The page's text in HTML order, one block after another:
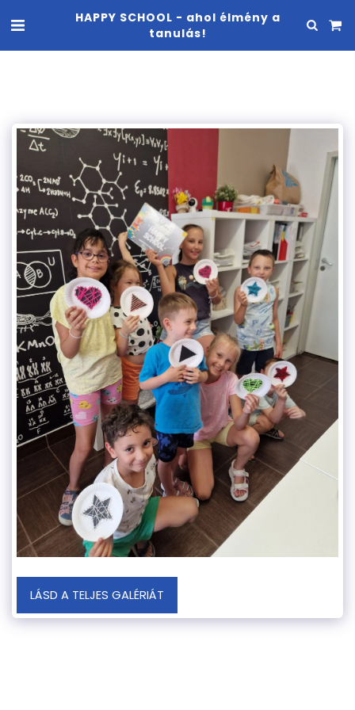
HAPPY SCHOOL - ahol élmény a
tanulás!
LÁSD A TELJES GALÉRIÁT